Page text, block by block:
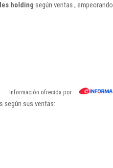
holding según ventas , empeorando
Información ofrecida por
según sus ventas: